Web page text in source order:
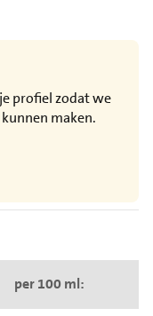
profiel zodat we
maken.
per 100 ml: